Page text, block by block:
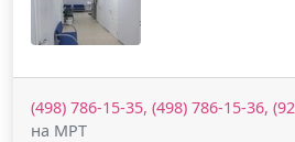
(498) 786-15-35, (498) 786-15-36,
на МРТ